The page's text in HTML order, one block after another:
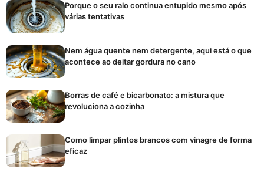
Porque o seu ralo continua entupido mesmo após
várias tentativas
Nem água quente nem detergente, aqui está o que
acontece ao deitar gordura no cano
Borras de café e bicarbonato: a mistura que
revoluciona a cozinha
Como limpar plintos brancos com vinagre de forma
eficaz